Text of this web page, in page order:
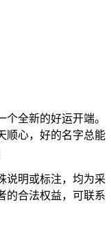
全新的好运开端。
顺心，好的名字总能
说明或标注，均为采
的合法权益，可联系